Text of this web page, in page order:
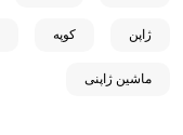
ژاپن کوپه
ماشین ژاپنی